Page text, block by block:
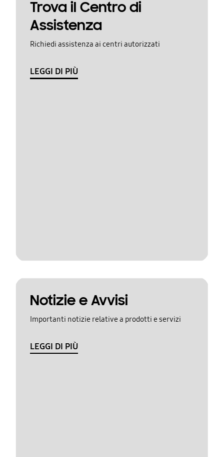
Trova il Centro di
Assistenza
Richiedi assistenza ai centri autorizzati
LEGGI DI PIÙ
Notizie e Avvisi
Importanti notizie relative a prodotti e servizi
LEGGI DI PIÙ